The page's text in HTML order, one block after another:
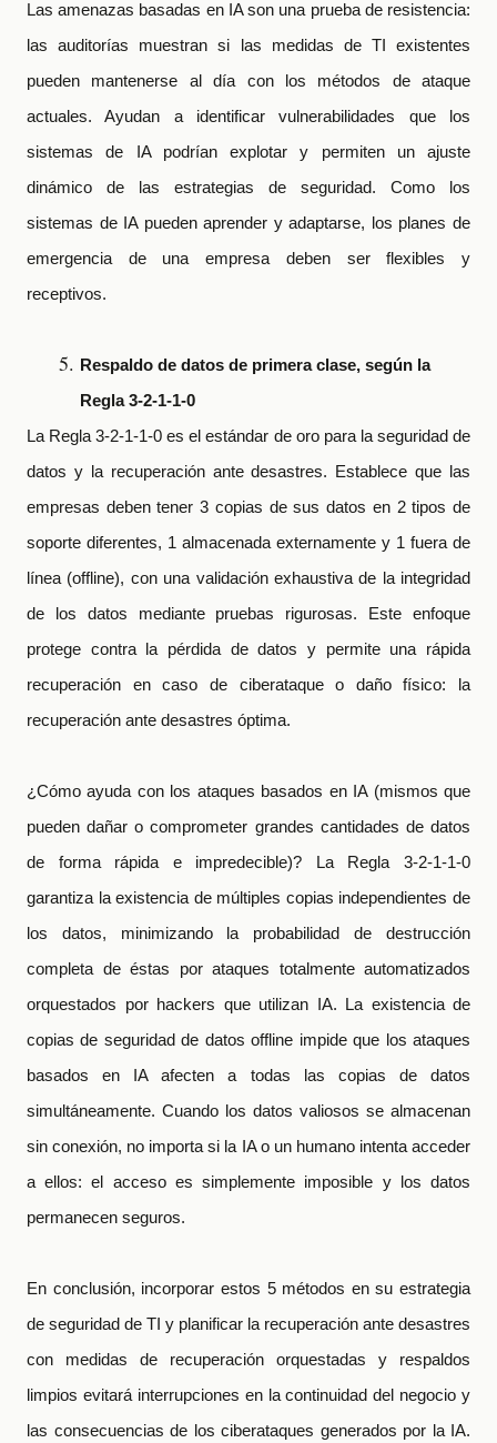
Las amenazas basadas en IA son una prueba de resistencia:
las auditorías muestran si las medidas de TI existentes
pueden mantenerse al día con los métodos de ataque
actuales. Ayudan a identificar vulnerabilidades que los
sistemas de IA podrían explotar y permiten un ajuste
dinámico de las estrategias de seguridad. Como los
sistemas de IA pueden aprender y adaptarse, los planes de
emergencia de una empresa deben ser flexibles y
receptivos.
Respaldo de datos de primera clase, según la
Regla 3-2-1-1-0
La Regla 3-2-1-1-0 es el estándar de oro para la seguridad de
datos y la recuperación ante desastres. Establece que las
empresas deben tener 3 copias de sus datos en 2 tipos de
soporte diferentes, 1 almacenada externamente y 1 fuera de
línea (offline), con una validación exhaustiva de la integridad
de los datos mediante pruebas rigurosas. Este enfoque
protege contra la pérdida de datos y permite una rápida
recuperación en caso de ciberataque o daño físico: la
recuperación ante desastres óptima.
¿Cómo ayuda con los ataques basados en IA (mismos que
pueden dañar o comprometer grandes cantidades de datos
de forma rápida e impredecible)? La Regla 3-2-1-1-0
garantiza la existencia de múltiples copias independientes de
los datos, minimizando la probabilidad de destrucción
completa de éstas por ataques totalmente automatizados
orquestados por hackers que utilizan IA. La existencia de
copias de seguridad de datos offline impide que los ataques
basadosen IA afecten a todas las copias de datos
simultáneamente. Cuando los datos valiosos se almacenan
sin conexión, no importa si la IA o un humano intenta acceder
a ellos: el acceso es simplemente imposible y los datos
permanecen seguros.
En conclusión, incorporar estos 5 métodos en su estrategia
de seguridad de TI y planificar la recuperación ante desastres
con medidas de recuperación orquestadas y respaldos
limpios evitará interrupciones en la continuidad del negocio y
las consecuencias de los ciberataques generados por la IA.